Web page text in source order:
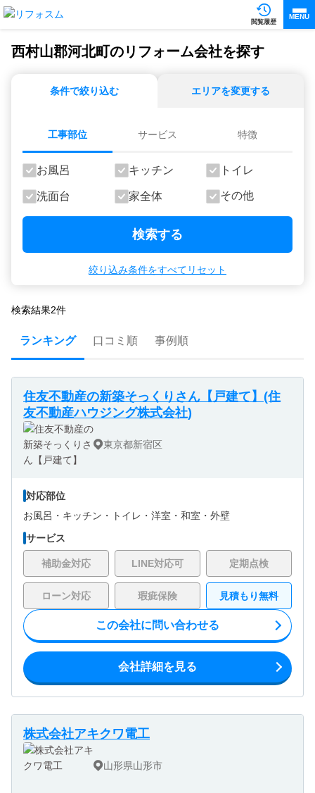
閲覧履歴
MENU
西村山郡河北町のリフォーム会社を探す
条件で絞り込む エリアを変更する
工事部位 サービス 特徴
お風呂 キッチン トイレ
洗面台 家全体 その他
検索する
絞り込み条件をすべてリセット
検索結果2件
ランキング 口コミ順 事例順
住友不動産の新築そっくりさん【戸建て】(住
友不動産ハウジング株式会社)
東京都新宿区
対応部位
お風呂・ キッチン・ トイレ・ 洋室・ 和室・ 外壁
サービス
補助金対応 LINE対応可 定期点検
ローン対応 瑕疵保険 見積もり無料
この会社に問い合わせる
会社詳細を見る
株式会社アキクワ電工
山形県山形市